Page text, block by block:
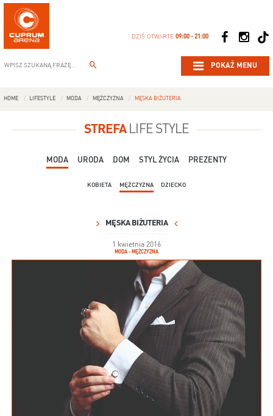
DZIŚ OTWARTE09:00 - 21:00
POKAŻ MENU
HOME LIFESTYLE MODA MĘŻCZYZNA MĘSKA BIŻUTERIA
STREFALIFE STYLE
MODA URODA DOM STYL ŻYCIA PREZENTY
KOBIETA MĘŻCZYZNA DZIECKO
MĘSKA BIŻUTERIA
1 kwietnia 2016
MODA - MĘŻCZYZNA